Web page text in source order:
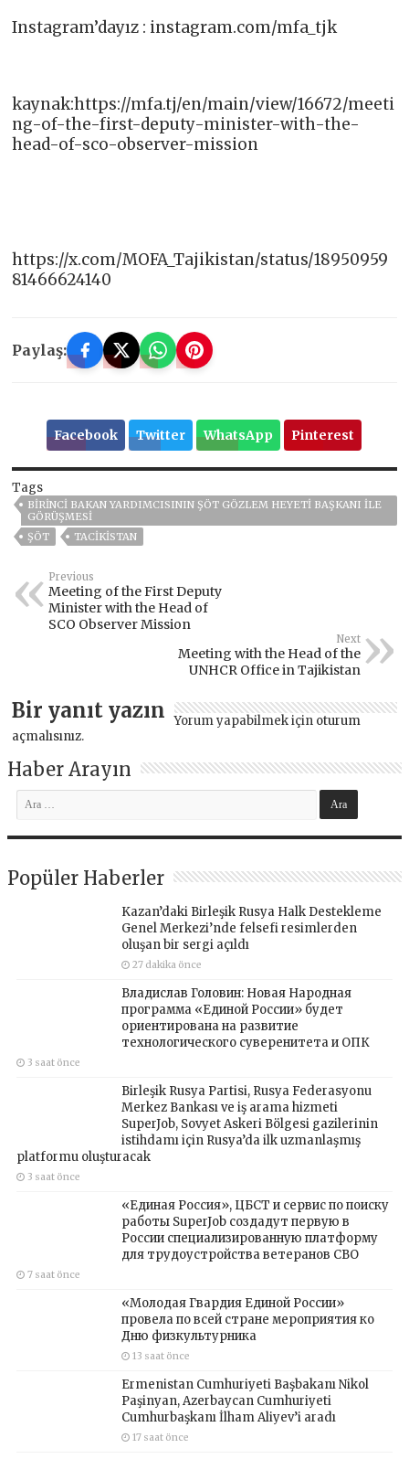
Instagram’dayız : instagram.com/mfa_tjk​
kaynak:https://mfa.tj/en/main/view/16672/meeti
ng-of-the-first-deputy-minister-with-the-
head-of-sco-observer-mission
https://x.com/MOFA_Tajikistan/status/18950959
81466624140
Paylaş:
Facebook Twitter WhatsApp Pinterest
Tags
BIRINCI BAKAN YARDIMCISININ ŞÖT GÖZLEM HEYETI BAŞKANI ILE
GÖRÜŞMESI
ŞÖT
TACİKİSTAN
Previous
Meeting of the First Deputy
Minister with the Head of
SCO Observer Mission
Next
Meeting with the Head of the
UNHCR Office in Tajikistan
Bir yanıt yazın Yorum yapabilmek için oturum
açmalısınız.
Haber Arayın
Popüler Haberler
Kazan’daki Birleşik Rusya Halk Destekleme
Genel Merkezi’nde felsefi resimlerden
oluşan bir sergi açıldı
27 dakika önce
Владислав Головин: Новая Народная
программа «Единой России» будет
ориентирована на развитие
технологического суверенитета и ОПК
3 saat önce
Birleşik Rusya Partisi, Rusya Federasyonu
Merkez Bankası ve iş arama hizmeti
SuperJob, Sovyet Askeri Bölgesi gazilerinin
istihdamı için Rusya’da ilk uzmanlaşmış
platformu oluşturacak
3 saat önce
«Единая Россия», ЦБСТ и сервис по поиску
работы SuperJob создадут первую в
России специализированную платформу
для трудоустройства ветеранов СВО
7 saat önce
«Молодая Гвардия Единой России»
провела по всей стране мероприятия ко
Дню физкультурника
13 saat önce
Ermenistan Cumhuriyeti Başbakanı Nikol
Paşinyan, Azerbaycan Cumhuriyeti
Cumhurbaşkanı İlham Aliyev’i aradı
17 saat önce